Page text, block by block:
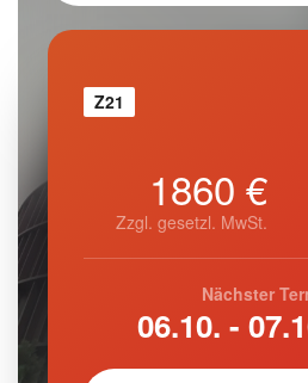
Z21
1860 €
Zzgl. gesetzl. MwSt.
Nächster
06.10. -